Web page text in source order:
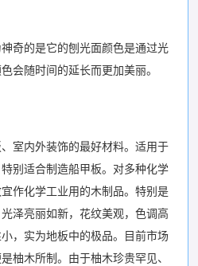
奇的是它的刨光面颜色是通过光
会随时间的延长而更加美丽。
室内外装饰的最好材料。适用于
别适合制造船甲板。对多种化学
作化学工业用的木制品。特别是
泽亮丽如新，花纹美观，色调高
，实为地板中的极品。目前市场
柚木所制。由于柚木珍贵罕见、